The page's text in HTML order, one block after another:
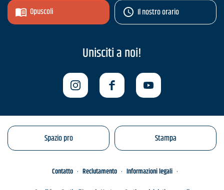
Opuscoli Il nostro orario
Unisciti a noi!
Spazio pro Stampa
Contatto Reclutamento
Informazioni legali